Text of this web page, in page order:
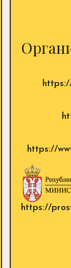
https://
https://